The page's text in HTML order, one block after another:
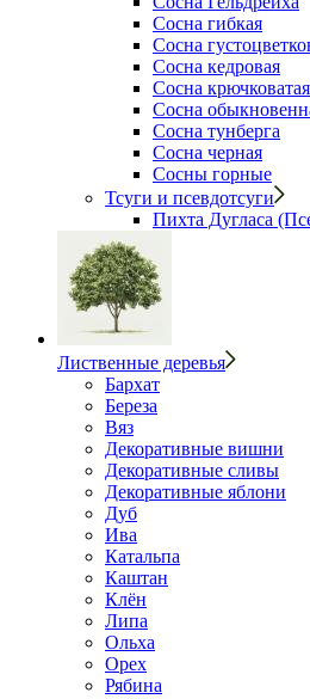
Сосна гибкая
Сосна
Сосна кедровая
Сосна крючковатая
Сосна
Сосна тунберга
Сосна черная
Сосны горные
Тсуги и псевдотсуги
Пихта Дугласа
Лиственные деревья
Бархат
Береза
Вяз
Декоративные вишни
Декоративные сливы
Декоративные яблони
Дуб
Ива
Катальпа
Каштан
Клён
Липа
Ольха
Орех
Рябина